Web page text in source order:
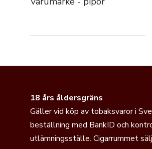
18 års åldersgräns
Gäller vid köp av tobaksvaror i
beställning med BankID och
utlämningsställe. Cigarrummet